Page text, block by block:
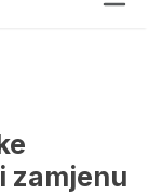
zamjenu